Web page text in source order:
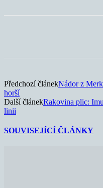
Předchozí článekNádor z
horší
Další článekRakovina plic:
linii
SOUVISEJÍCÍ ČLÁNKY